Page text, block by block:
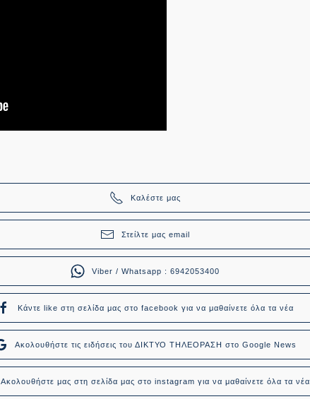
Καλέστε μας
Στείλτε μας email
Viber / Whatsapp : 6942053400
Κάντε like στη σελίδα μας στο facebook για να μαθαίνετε όλα τα νέα
Ακολουθήστε τις ειδήσεις του ΔΙΚΤΥΟ ΤΗΛΕΟΡΑΣΗ στο Google News
Ακολουθήστε μας στη σελίδα μας στο instagram για να μαθαίνετε όλα τα νέα